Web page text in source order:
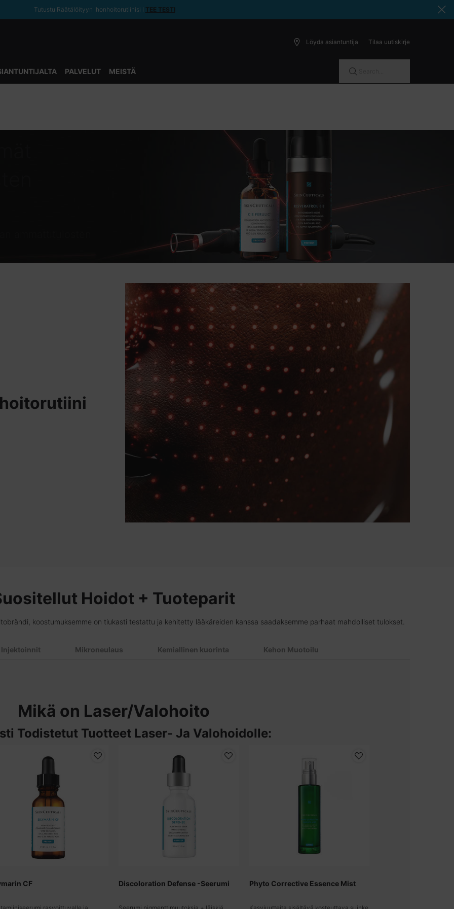
Tutustu Räätälöityyn Ihonhoitorutiinisi ǀ TEE TESTI
Löyda asiantuntija Tilaa uutiskirje
PALVELUT MEISTÄ
Hoidot + Tuoteparit
koostumuksemme on tiukasti testattu ja kehitetty lääkäreiden kanssa saadaksemme parhaat mahdolliset tulokset.
Injektoinnit Mikroneulaus Kemiallinen kuorinta Kehon Muotoilu
Mikä on Laser/Valohoito
Todistetut Tuotteet Laser- Ja Valohoidolle:
CF Discoloration Defense -Seerumi Phyto Corrective Essence Mist